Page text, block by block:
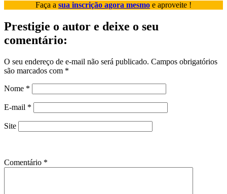
Faça a sua inscrição agora mesmo e aproveite !
Prestigie o autor e deixe o seu
comentário:
O seu endereço de e-mail não será publicado. Campos obrigatórios
são marcados com *
Nome *
E-mail *
Site
Comentário *